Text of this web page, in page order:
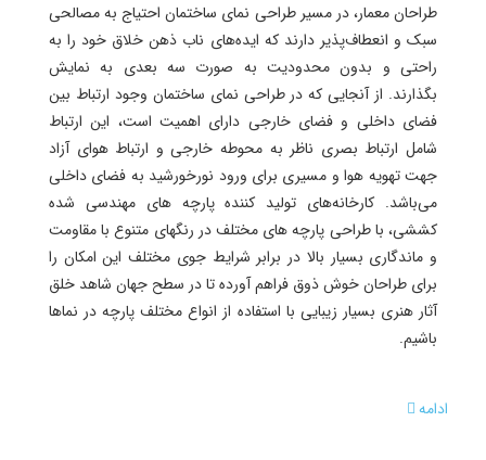
طراحان معمار، در مسیر طراحی نمای ساختمان احتیاج به مصالحی
سبک و انعطاف‌پذیر دارند که ایده‌های ناب ذهن خلاق خود را به
راحتی و بدون محدودیت به صورت سه بعدی به نمایش
بگذارند. از آنجایی که در طراحی نمای ساختمان وجود ارتباط بین
فضای داخلی و فضای خارجی دارای اهمیت است، این ارتباط
شامل ارتباط بصری ناظر به محوطه خارجی و ارتباط هوای آزاد
جهت تهویه هوا و مسیری برای ورود نورخورشید به فضای داخلی
می‌باشد. کارخانه‌های تولید کننده پارچه های مهندسی شده
کششی، با طراحی پارچه های مختلف در رنگهای متنوع با مقاومت
و ماندگاری بسیار بالا در برابر شرایط جوی مختلف این امکان را
برای طراحان خوش ذوق فراهم آورده تا در سطح جهان شاهد خلق
آثار هنری بسیار زیبایی با استفاده از انواع مختلف پارچه‌ در نماها
باشیم.
ادامه